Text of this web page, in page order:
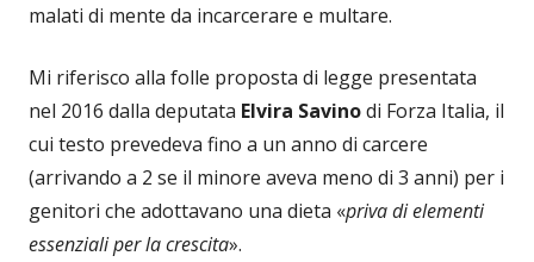
malati di mente da incarcerare e multare.
Mi riferisco alla folle proposta di legge presentata
nel 2016 dalla deputata Elvira Savinodi Forza Italia, il
cui testo prevedeva fino a un anno di carcere
(arrivando a 2 se il minore aveva meno di 3 anni) per i
genitori che adottavano una dieta «priva di elementi
essenziali per la crescita».